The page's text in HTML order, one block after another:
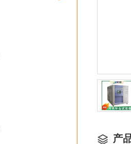
产